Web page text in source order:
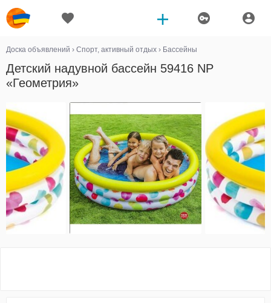
Доска объявлений › Спорт, активный отдых › Бассейны
Детский надувной бассейн 59416 NP
«Геометрия»